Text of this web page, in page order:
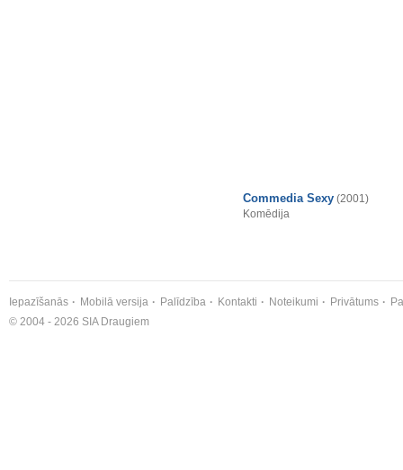
Commedia Sexy (2001)
Komēdija
Iepazīšanās Mobilā versija Palīdzība Kontakti Noteikumi Privātums
© 2004 - 2026 SIA Draugiem